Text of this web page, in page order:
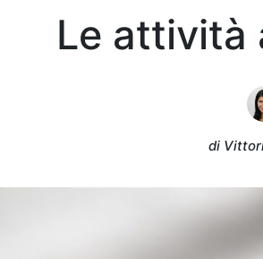
Le attività
di